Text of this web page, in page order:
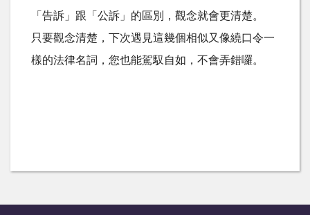
「告訴」跟「公訴」的區別，觀念就會更清楚。
只要觀念清楚，下次遇見這幾個相似又像繞口令一
樣的法律名詞，您也能駕馭自如，不會弄錯囉。